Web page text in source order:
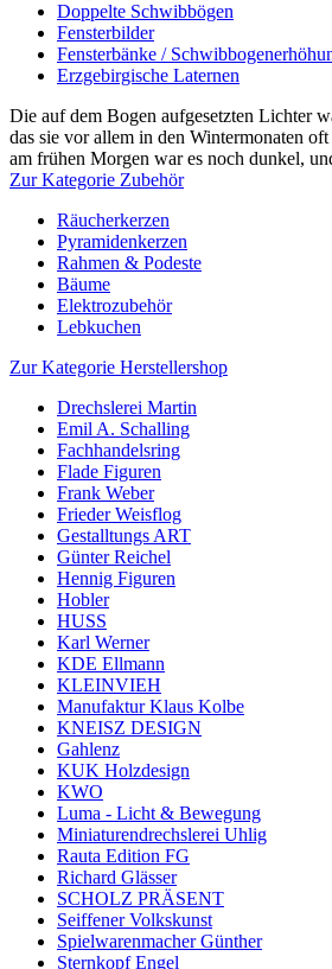
Doppelte Schwibbögen
Fensterbilder
Fensterbänke /
Erzgebirgische Laternen
Die auf dem Bogen aufgesetzten Lichter
das sie vor allem in den Wintermonaten
am frühen Morgen war es noch dunkel,
Zur Kategorie Zubehör
Räucherkerzen
Pyramidenkerzen
Rahmen & Podeste
Bäume
Elektrozubehör
Lebkuchen
Zur Kategorie Herstellershop
Drechslerei Martin
Emil A. Schalling
Fachhandelsring
Flade Figuren
Frank Weber
Frieder Weisflog
Gestalltungs ART
Günter Reichel
Hennig Figuren
Hobler
HUSS
Karl Werner
KDE Ellmann
KLEINVIEH
Manufaktur Klaus Kolbe
KNEISZ DESIGN
Gahlenz
KUK Holzdesign
KWO
Luma - Licht & Bewegung
Miniaturendrechslerei Uhlig
Rauta Edition FG
Richard Glässer
SCHOLZ PRÄSENT
Seiffener Volkskunst
Spielwarenmacher Günther
Sternkopf Engel